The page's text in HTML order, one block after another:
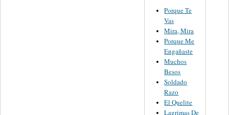
Porque Te
Vas
Mira, Mira
Porque Me
Engañaste
Muchos
Besos
Soldado
Razo
El Quelite
Lagrimas De